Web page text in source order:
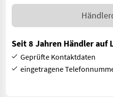
Seit 8 Jahren Händler auf
Geprüfte Kontaktdaten
eingetragene